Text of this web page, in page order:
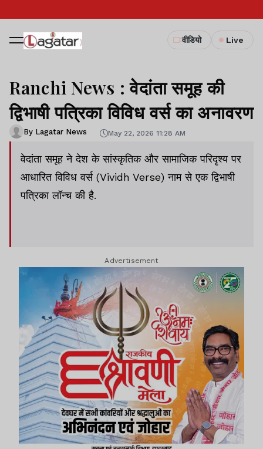
वीडियो Live
Ranchi News : वेदांता समूह की
द्विभाषी पत्रिका विविध वर्स का अनावरण
By Lagatar News May 22, 2026 11:28 AM
वेदांता समूह ने देश के सांस्कृतिक और सामाजिक परिदृश्य पर
आधारित विविध वर्स (Vividh Verse) नाम से एक द्विभाषी
पत्रिका लॉन्च की है.
Advertisement